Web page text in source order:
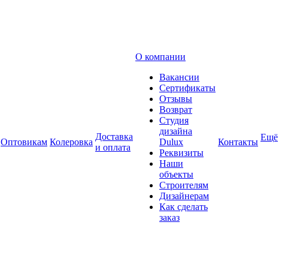
Оптовикам Колеровка
Доставка
и оплата
О компании
Вакансии
Сертификаты
Отзывы
Возврат
Студия
дизайна
Dulux
Реквизиты
Наши
объекты
Строителям
Дизайнерам
Как сделать
заказ
Контакты Ещё